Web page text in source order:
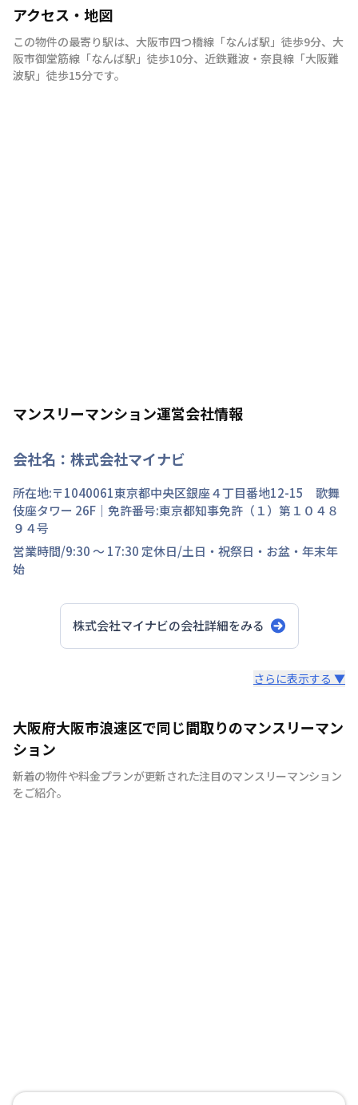
アクセス・地図
この物件の最寄り駅は、 大阪市四つ橋線 「なんば駅 」 徒歩9分、 大
阪市御堂筋線 「なんば駅 」 徒歩10分、 近鉄難波・奈良線 「大阪難
波駅 」 徒歩15分です。
マンスリーマンション運営会社情報
会社名： 株式会社マイナビ
所在地:〒1040061東京都中央区銀座４丁目番地12-15 歌舞
伎座タワー 26F ｜免許番号:東京都知事免許（１）第１０４８
９４号
営業時間/9:30 ～ 17:30 定休日/土日・祝祭日・お盆・年末年
始
株式会社マイナビの会社詳細をみる
快適で安心な住まいをご提供。入居者様の住み心地と健康
を考え、専門部隊がお部屋を厳選！入居者満足度97％！
さらに表示する ▼
大阪府大阪市浪速区で同じ間取りのマンスリーマン
ション
新着の物件や料金プランが更新された注目のマンスリーマンション
をご紹介。